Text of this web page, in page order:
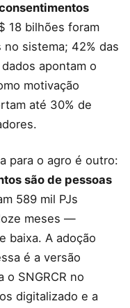
18 bilhões foram
sistema; 42% das
apontam o
motivação
até 30% de
para o agro é outro:
são de pessoas
589 mil PJs
meses —
baixa. A adoção
é a versão
o SNGRCR no
digitalizado e a